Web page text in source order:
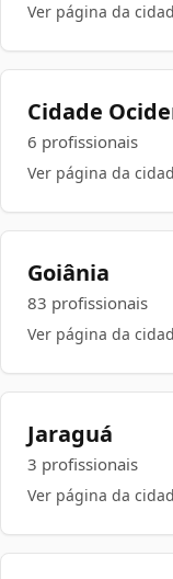
Ver página da
Cidade
6 profissionais
Ver página da
Goiânia
83 profissionais
Ver página da
Jaraguá
3 profissionais
Ver página da